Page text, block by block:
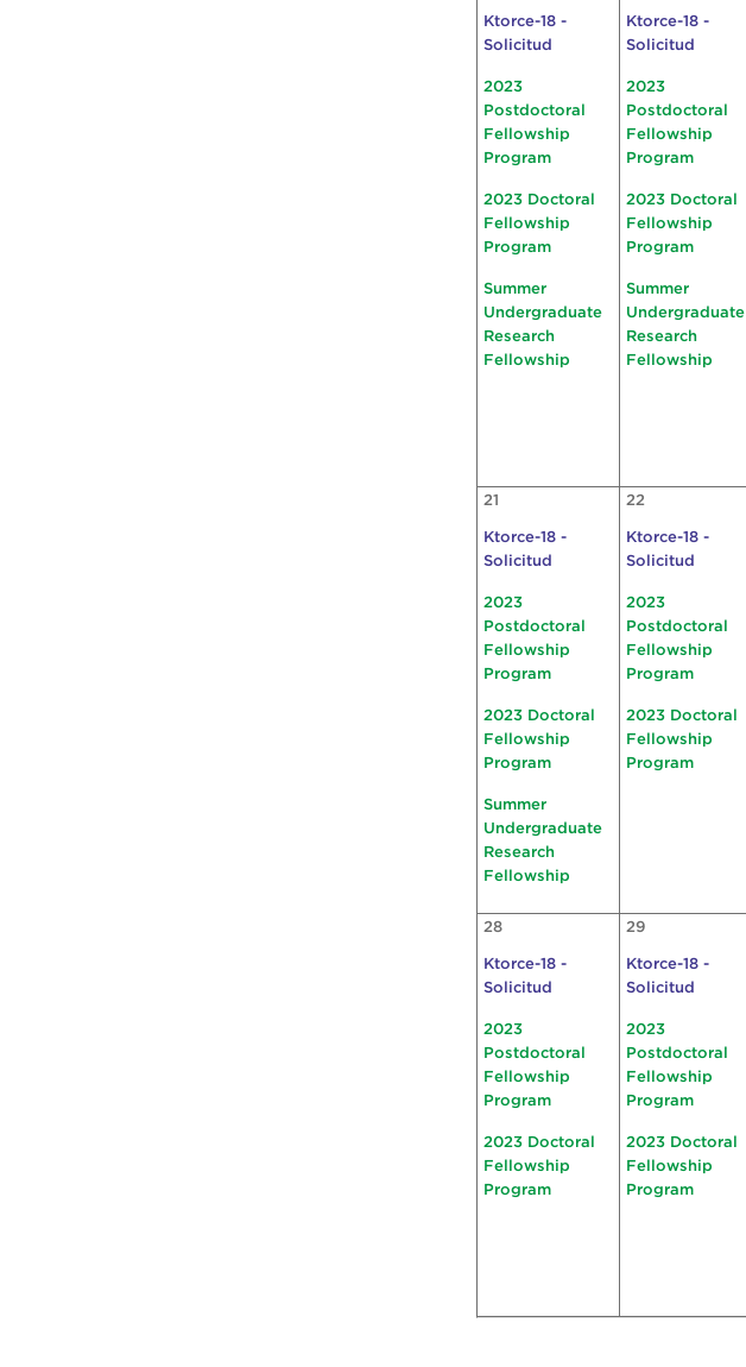
Ktorce-18 -
Solicitud
2023
Postdoctoral
Fellowship
Program
2023 Doctoral
Fellowship
Program
Summer
Undergraduate
Research
Fellowship
Ktorce-18 -
Solicitud
2023
Postdoctoral
Fellowship
Program
2023 Doctoral
Fellowship
Program
Summer
Undergraduate
Research
Fellowship
21
Ktorce-18 -
Solicitud
2023
Postdoctoral
Fellowship
Program
2023 Doctoral
Fellowship
Program
Summer
Undergraduate
Research
Fellowship
22
Ktorce-18 -
Solicitud
2023
Postdoctoral
Fellowship
Program
2023 Doctoral
Fellowship
Program
28
Ktorce-18 -
Solicitud
2023
Postdoctoral
Fellowship
Program
2023 Doctoral
Fellowship
Program
29
Ktorce-18 -
Solicitud
2023
Postdoctoral
Fellowship
Program
2023 Doctoral
Fellowship
Program